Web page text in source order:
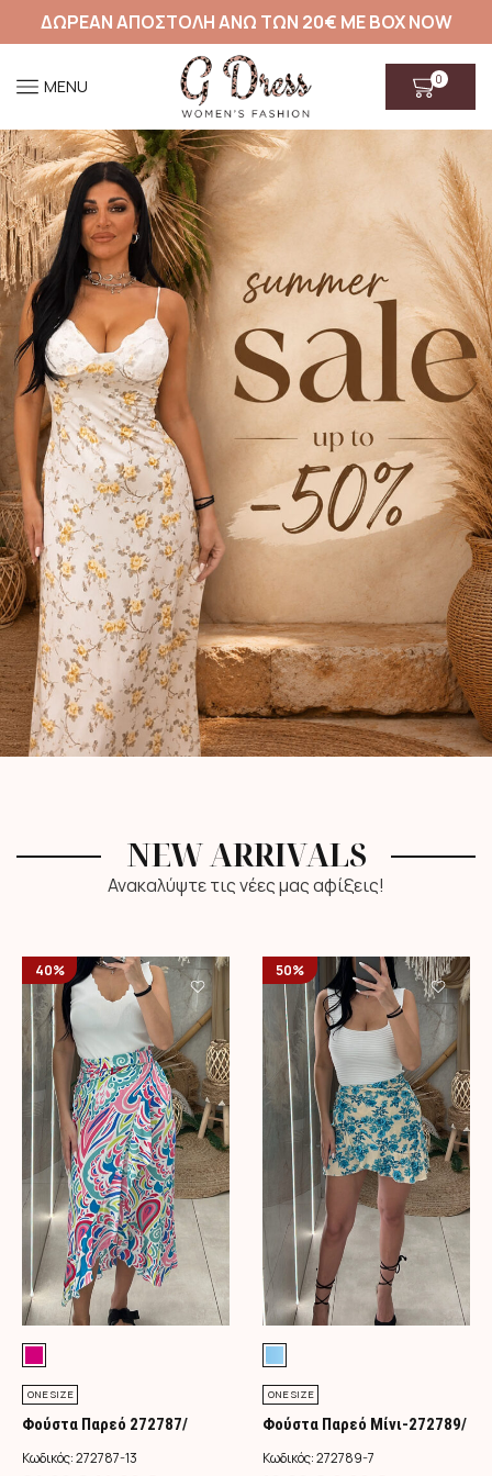
ΔΩΡΕΑΝ ΑΠΟΣΤΟΛΗ ΑΝΩ ΤΩΝ 20€ ΜΕ BOX NOW
MENU 0
NEW ARRIVALS
Ανακαλύψτε τις νέες μας αφίξεις!
40%
ONE SIZE
Φούστα Παρεό 272787/
Φούξια
Κωδικός:272787-13
50%
ONE SIZE
Φούστα Παρεό Μίνι-272789/
Τιρκουάζ
Κωδικός:272789-7